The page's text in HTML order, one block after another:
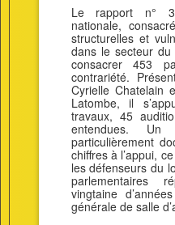
Le rapport n°
nationale,
structurelles et
dans le secteur
consacrer 453
contrariété.
Cyrielle Chatelain
Latombe, il
travaux, 45
entendues.
particulièrement
chiffres à l’appui,
les défenseurs du
parlementaires
vingtaine
générale de salle